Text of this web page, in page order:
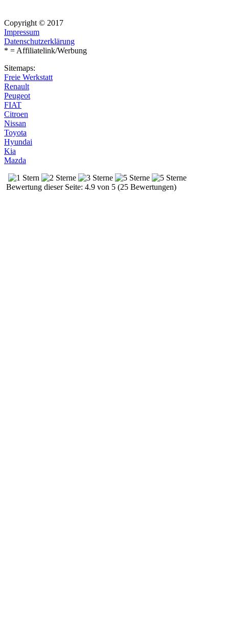
Copyright © 2017
Impressum
Datenschutzerklärung
* = Affiliatelink/Werbung
Sitemaps:
Freie Werkstatt
Renault
Peugeot
FIAT
Citroen
Nissan
Toyota
Hyundai
Kia
Mazda
Bewertung dieser Seite: 4.9 von 5 (25 Bewertungen)